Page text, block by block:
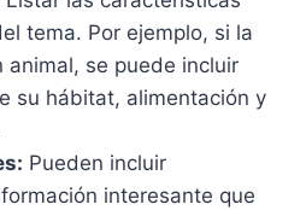
tema. Por ejemplo, si la
animal, se puede incluir
su hábitat, alimentación y
Pueden incluir
interesante que